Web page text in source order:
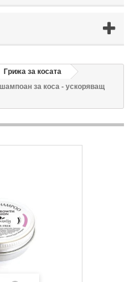
Грижа за косата
за коса - ускоряващ